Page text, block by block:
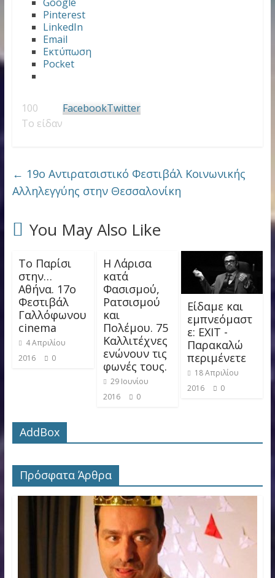
Pinterest
LinkedIn
Email
Εκτύπωση
Pocket
100
Το είδαν
FacebookTwitter
← 19ο Αντιρατσιστικό Φεστιβάλ Κοινωνικής
Αλληλεγγύης στην Θεσσαλονίκη
You May Also Like
Το Παρίσι
στην…
Αθήνα. 17ο
Φεστιβάλ
Γαλλόφωνου
cinema
4 Απριλίου
2016
0
Η Λάρισα
κατά
Φασισμού,
Ρατσισμού
και
Πολέμου. 75
Καλλιτέχνες
ενώνουν τις
φωνές τους.
29 Ιουνίου
2016
0
Είδαμε και
εμπνεόμαστ
ε: EXIT -
Παρακαλώ
περιμένετε
18 Απριλίου
2016
0
AddBox
Πρόσφατα Άρθρα